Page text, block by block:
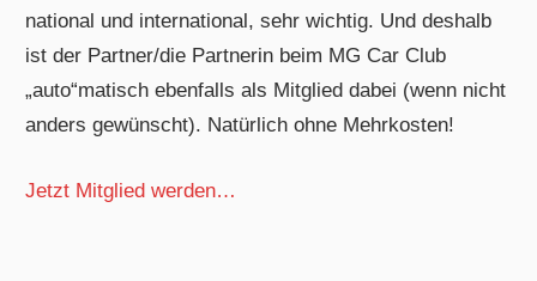
national und international, sehr wichtig. Und deshalb
ist der Partner/die Partnerin beim MG Car Club
„auto“matisch ebenfalls als Mitglied dabei (wenn nicht
anders gewünscht). Natürlich ohne Mehrkosten!
Jetzt Mitglied werden…